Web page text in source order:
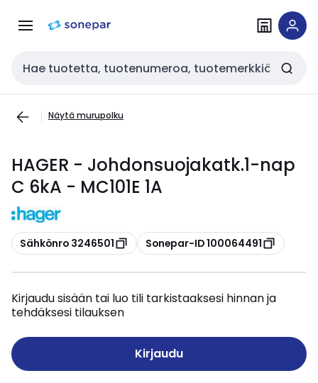
navigointiinsisältöön
Haku
Näytä murupolku
HAGER - Johdonsuojakatk.1-nap
C 6kA - MC101E 1A
Kopioi
Sähkönro 3246501 Kopioi
Sonepar-ID 100064491
Kirjaudu sisään tai luo tili tarkistaaksesi hinnan ja
tehdäksesi tilauksen
Kirjaudu